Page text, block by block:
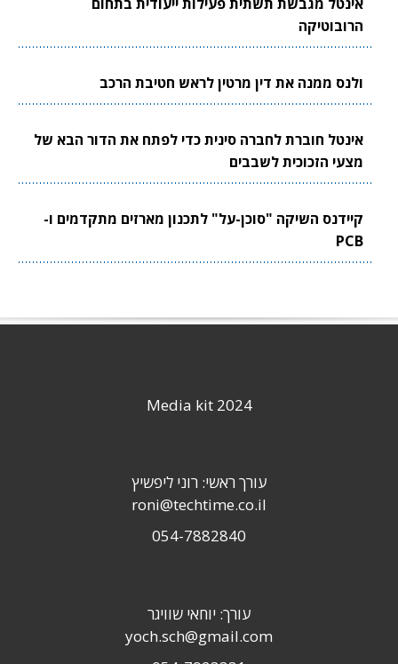
הרובוטיקה
ולנס ממנה את דין מרטין לראש חטיבת הרכב
אינטל חוברת לחברה סינית כדי לפתח את הדור הבא של
מצעי הזכוכית לשבבים
קיידנס השיקה "סוכן-על" לתכנון מארזים מתקדמים ו-
PCB
Media kit 2024
עורך ראשי: רוני ליפשיץ
roni@techtime.co.il
054-7882840
עורך: יוחאי שוויגר
yoch.sch@gmail.com